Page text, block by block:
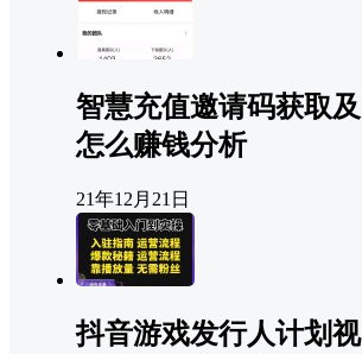
智慧充值邀请码获取及
怎么赚钱分析
21年12月21日
抖音游戏发行人计划视